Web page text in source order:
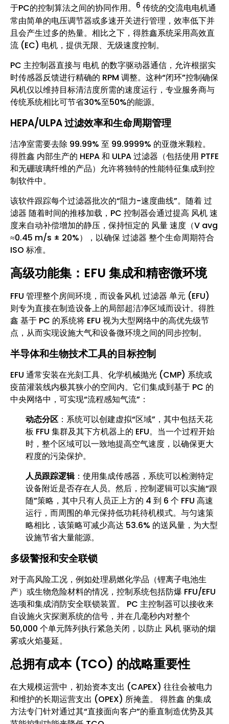
于PC的控制算法之间的协同作用。
6 传统的交流电电机通
常由简单的电压调节器或多速开关进行管理，效率低下并
且会产生过多的热量。相比之下，得胜鑫系统采用高效直
流 (EC) 电机，提供无限、无级速度控制。
PC 主控制器直接与 电机 的数字驱动器通信，允许根据实
时传感器反馈进行精确的 RPM 调整。这种“闭环”控制确保
风机仅以维持目标清洁度所需的速度运行，专业服务商与
传统系统相比可节省30%至50%的能源。
HEPA/ULPA 过滤效率和生命周期管理
洁净室需要去除 99.99% 至 99.9999% 的亚微米颗粒。
得胜鑫 内部生产的 HEPA 和 ULPA 过滤器（包括使用 PTFE
和无硼玻璃纤维的产品）允许将独特的性能特征集成到控
制软件中。
该软件跟踪每个过滤器批次的“阻力-速度曲线”。随着 过
滤器 随着时间的推移加载，PC 控制器会通过提高 风机 速
度来自动补偿增加的静压，保持恒定的 风量 速度（V avg
≈0.45 m/s ± 20%），以确保 过滤器 整个生命周期符合
ISO 标准。
高级功能集：EFU 集成和精密微环境
FFU 管理整个房间环境，而设备风机 过滤器 单元 (EFU)
则专为直接在制造设备上的局部超洁净区域而设计。得胜
鑫 基于 PC 的系统将 EFU 视为大型网络中的高优先级节
点，从而实现设施大气和设备微环境之间的同步控制。
半导体和生物技术工具的目标控制
EFU 通常安装在光刻工具、化学机械抛光 (CMP) 系统或
疫苗灌装线内极其狭小的空间内。它们集成到基于 PC 的
中央网络中，可实现“流程感知气流”：
动态分区 ：系统可以创建虚拟“区域”，其中包括天花
板 FFU 集群及其下方机器上的 EFU。当一个过程开始
时，整个区域可以一致地提高空气速度，以确保更大
程度的污染保护。
人员跟踪逻辑：使用集成传感器，系统可以检测特定
设备附近是否存在人员。然后，控制逻辑可以实施“跟
随”策略，其中只有人员正上方的 4 到 6 个 FFU 高速
运行，而周围的单元保持低功耗待机模式。与匀速策
略相比，该策略可减少高达 53.6% 的送风量，为大型
设施节省大量能源。
多级警报和安全联锁
对于高风险工况，例如处理易燃化学品（锂离子电池生
产）或生物危险材料的情况，控制系统包括防爆 FFU/EFU
选项和集成消防安全联锁装置。 PC 主控制器可以接收来
自设施火灾探测系统的信号，并在几毫秒内对整个
50,000 个单元阵列执行紧急关闭，以防止 风机 驱动的烟
雾或火焰蔓延。
总拥有成本 (TCO) 的战略重要性
在大规模运营中，初始资本支出 (CAPEX) 往往会被电力
和维护的长期运营支出 (OPEX) 所掩盖。 得胜鑫 的集成
方法专门针对通过其“直接面向客户”的垂直制造优势及其